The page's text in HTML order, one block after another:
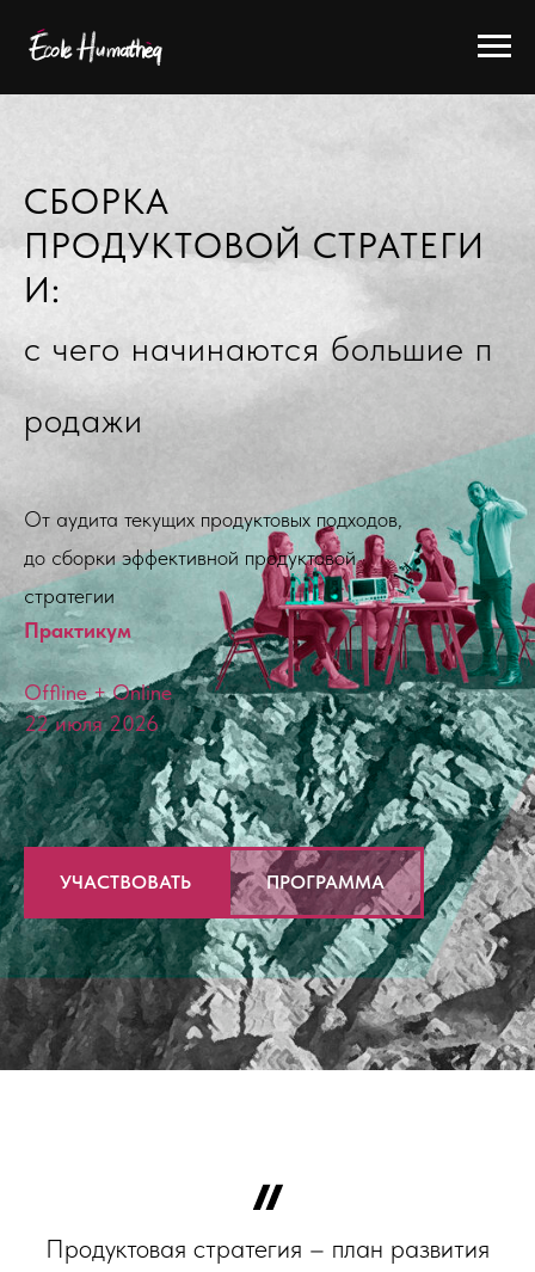
СБОРКА
ПРОДУКТОВОЙ СТРАТЕГИ
И:
с чего начинаются большие п
родажи
От аудита текущих продуктовых подходов,
до сборки эффективной продуктовой
стратегии
Практикум
Offline + Online
22 июля 2026
УЧАСТВОВАТЬ ПРОГРАММА
Продуктовая стратегия – план развития